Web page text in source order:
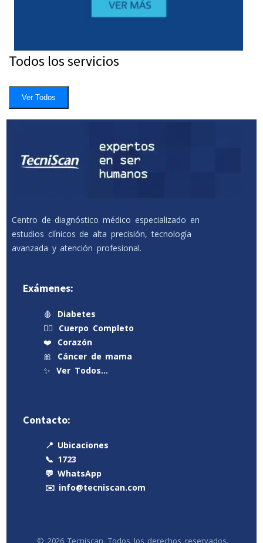
Todos los servicios
Ver Todos
Centro de diagnóstico médico especializado en
estudios clínicos de alta precisión, tecnología
avanzada y atención profesional.
Exámenes:
🩸
Diabetes
🧍‍♂️
Cuerpo Completo
❤️
Corazón
🎀
Cáncer de mama
✨ Ver Todos…
Contacto:
📍 Ubicaciones
📞 1723
💬 WhatsApp
✉️ info@tecniscan.com
© 2026 Tecniscan. Todos los derechos reservados.